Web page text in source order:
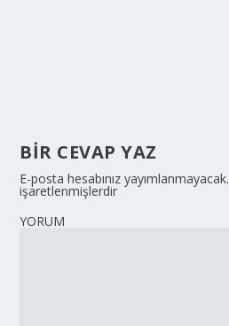
BIR CEVAP YAZ
E-posta hesabınız yayımlanmayacak.
işaretlenmişlerdir
YORUM